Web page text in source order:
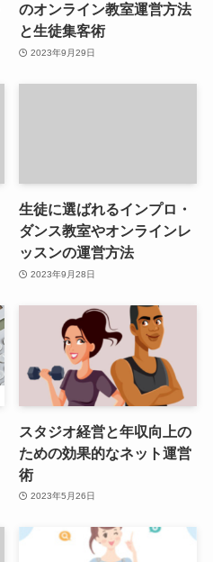
のオンライン教室運営方法
と生徒集客術
2023年9月29日
生徒に選ばれるインプロ・
ダンス教室やオンラインレ
ッスンの運営方法
2023年9月28日
スタジオ経営と年収向上の
ための効果的なネット運営
術
2023年5月26日